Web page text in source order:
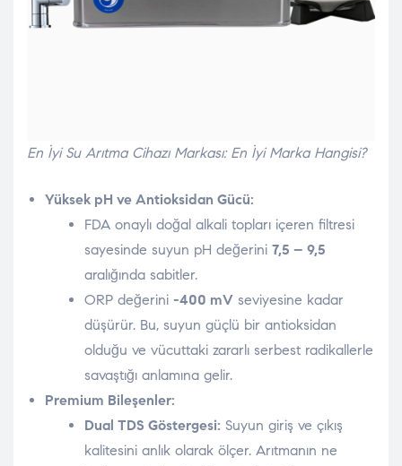
En İyi Su Arıtma Cihazı Markası: En İyi Marka Hangisi?
Yüksek pH ve Antioksidan Gücü:
FDA onaylı doğal alkali topları içeren filtresi
sayesinde suyun pH değerini 7,5 – 9,5
aralığında sabitler.
ORP değerini -400 mV seviyesine kadar
düşürür. Bu, suyun güçlü bir antioksidan
olduğu ve vücuttaki zararlı serbest radikallerle
savaştığı anlamına gelir.
Premium Bileşenler:
Dual TDS Göstergesi: Suyun giriş ve çıkış
kalitesini anlık olarak ölçer. Arıtmanın ne